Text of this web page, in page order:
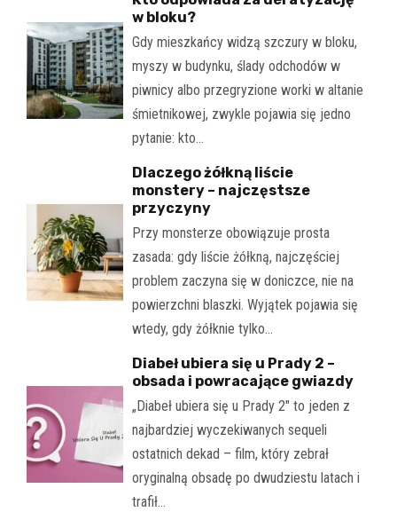
w bloku?
Gdy mieszkańcy widzą szczury w bloku,
myszy w budynku, ślady odchodów w
piwnicy albo przegryzione worki w altanie
śmietnikowej, zwykle pojawia się jedno
pytanie: kto…
Dlaczego żółkną liście
monstery – najczęstsze
przyczyny
Przy monsterze obowiązuje prosta
zasada: gdy liście żółkną, najczęściej
problem zaczyna się w doniczce, nie na
powierzchni blaszki. Wyjątek pojawia się
wtedy, gdy żółknie tylko…
Diabeł ubiera się u Prady 2 –
obsada i powracające gwiazdy
„Diabeł ubiera się u Prady 2" to jeden z
najbardziej wyczekiwanych sequeli
ostatnich dekad – film, który zebrał
oryginalną obsadę po dwudziestu latach i
trafił…